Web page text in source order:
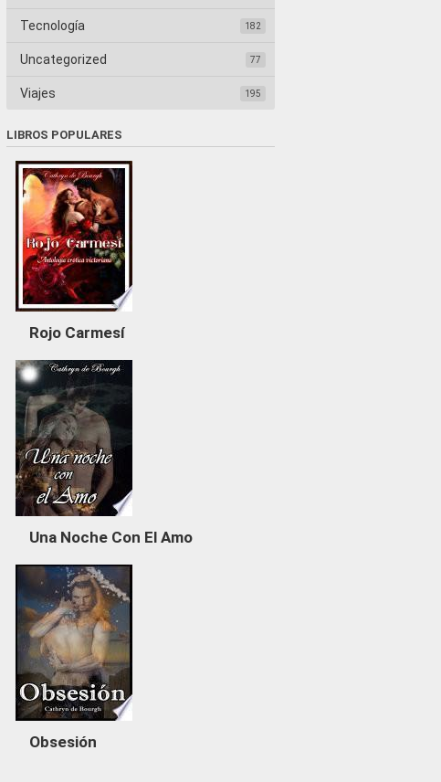
Tecnología 182
Uncategorized 77
Viajes 195
LIBROS POPULARES
Rojo Carmesí
Una Noche Con El Amo
Obsesión